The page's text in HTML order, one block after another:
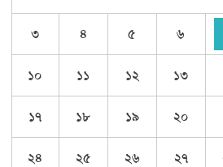
৩ ৪ ৫ ৬
১০ ১১ ১২ ১৩
১৭ ১৮ ১৯ ২০
২৪ ২৫ ২৬ ২৭